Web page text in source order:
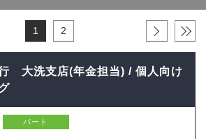
1 2 › »
大洗支店(年金担当) / 個人向け
パート